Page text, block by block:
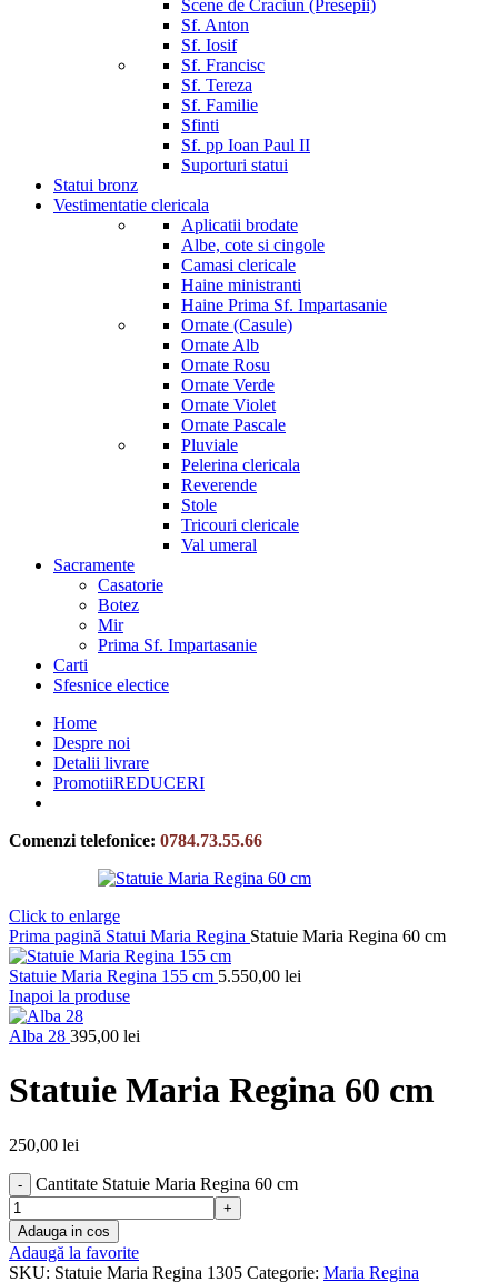
Scene de Craciun (Presepii)
Sf. Anton
Sf. Iosif
Sf. Francisc
Sf. Tereza
Sf. Familie
Sfinti
Sf. pp Ioan Paul II
Suporturi statui
Statui bronz
Vestimentatie clericala
Aplicatii brodate
Albe, cote si cingole
Camasi clericale
Haine ministranti
Haine Prima Sf. Impartasanie
Ornate (Casule)
Ornate Alb
Ornate Rosu
Ornate Verde
Ornate Violet
Ornate Pascale
Pluviale
Pelerina clericala
Reverende
Stole
Tricouri clericale
Val umeral
Sacramente
Casatorie
Botez
Mir
Prima Sf. Impartasanie
Carti
Sfesnice electice
Home
Despre noi
Detalii livrare
PromotiiREDUCERI
Comenzi telefonice: 0784.73.55.66
Click to enlarge
Prima pagină Statui Maria Regina Statuie Maria Regina 60 cm
Statuie Maria Regina 155 cm 5.550,00 lei
Inapoi la produse
Alba 28 395,00 lei
Statuie Maria Regina 60 cm
250,00 lei
Cantitate Statuie Maria Regina 60 cm
Adauga in cos
Adaugă la favorite
SKU: Statuie Maria Regina 1305 Categorie: Maria Regina